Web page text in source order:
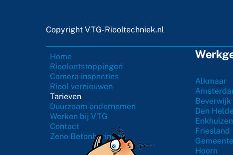
Copyright VTG-Riooltechniek.nl
Home
Rioolontstoppingen
Camera inspecties
Riool vernieuwen
Tarieven
Duurzaam ondernemen
Werken bij VTG
Contact
Zeno Betonboringen
Alkmaar
Beverwijk
Den
Enkhuizen
Friesland
Hoorn